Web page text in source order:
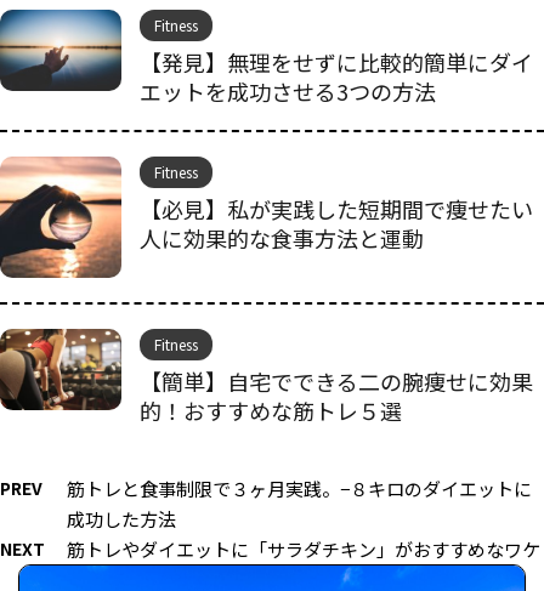
Fitness
【発見】無理をせずに比較的簡単にダイ
エットを成功させる3つの方法
Fitness
【必見】私が実践した短期間で痩せたい
人に効果的な食事方法と運動
Fitness
【簡単】自宅でできる二の腕痩せに効果
的！おすすめな筋トレ５選
PREV
筋トレと食事制限で３ヶ月実践。−８キロのダイエットに
成功した方法
NEXT 筋トレやダイエットに「サラダチキン」がおすすめなワケ